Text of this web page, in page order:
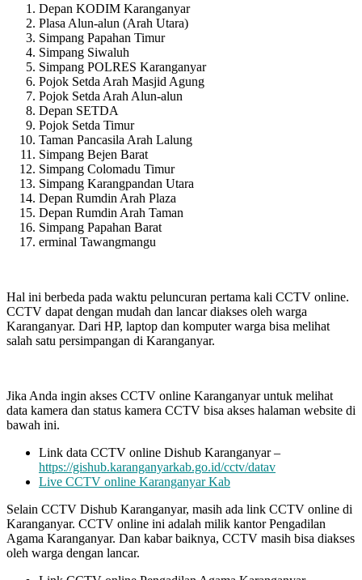
Depan KODIM Karanganyar
Plasa Alun-alun (Arah Utara)
Simpang Papahan Timur
Simpang Siwaluh
Simpang POLRES Karanganyar
Pojok Setda Arah Masjid Agung
Pojok Setda Arah Alun-alun
Depan SETDA
Pojok Setda Timur
Taman Pancasila Arah Lalung
Simpang Bejen Barat
Simpang Colomadu Timur
Simpang Karangpandan Utara
Depan Rumdin Arah Plaza
Depan Rumdin Arah Taman
Simpang Papahan Barat
erminal Tawangmangu
Hal ini berbeda pada waktu peluncuran pertama kali CCTV online.
CCTV dapat dengan mudah dan lancar diakses oleh warga
Karanganyar. Dari HP, laptop dan komputer warga bisa melihat
salah satu persimpangan di Karanganyar.
Jika Anda ingin akses CCTV online Karanganyar untuk melihat
data kamera dan status kamera CCTV bisa akses halaman website di
bawah ini.
Link data CCTV online Dishub Karanganyar –
https://gishub.karanganyarkab.go.id/cctv/datav
Live CCTV online Karanganyar Kab
Selain CCTV Dishub Karanganyar, masih ada link CCTV online di
Karanganyar. CCTV online ini adalah milik kantor Pengadilan
Agama Karanganyar. Dan kabar baiknya, CCTV masih bisa diakses
oleh warga dengan lancar.